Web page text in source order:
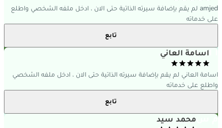
amjed لم يقم بإضافة سيرته الذاتية حتى الان ، ادخل ملفه الشخصي واطلع
خدماته
تابع
ا اسامة العاني
العاني لم يقم بإضافة سيرته الذاتية حتى الان ، ادخل ملفه الشخصي
على خدماته
تابع
س محمد سيد